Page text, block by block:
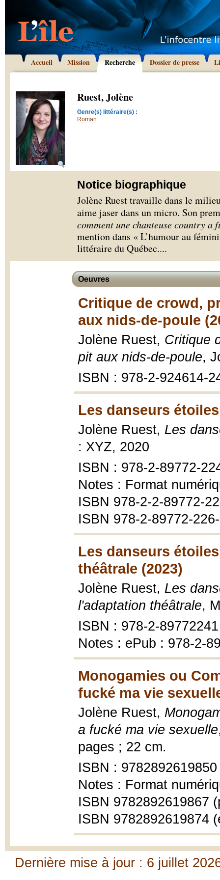
Accueil Mission Recherche Dossier de presse
Ruest, Jolène
Genre(s) littéraire(s) :
Roman
Notice biographique
Jolène Ruest travaille dans le
aime jaser dans un micro. Son
comment une chanteuse country a
mention dans « L’humour au
littéraire du Québec....
Oeuvres
Critique de crowd,
aux nids-de-poule
Jolène Ruest, Critique
pit aux nids-de-poule,
ISBN : 978-2-924614-
Les danseurs
Jolène Ruest, Les
: XYZ, 2020
ISBN : 978-2-89772-
Notes : Format
ISBN 978-2-2-89772-
ISBN 978-2-89772-
Les danseurs
théâtrale (2023)
Jolène Ruest, Les
l'adaptation théâtrale,
ISBN : 978-2-89772241
Notes : ePub : 978-2-
Monogamies ou
fucké ma vie
Jolène Ruest,
a fucké ma vie sexuelle
pages ; 22 cm.
ISBN : 9782892619850
Notes : Format
ISBN 9782892619867
ISBN 9782892619874
Dernière mise à jour : 6 juillet